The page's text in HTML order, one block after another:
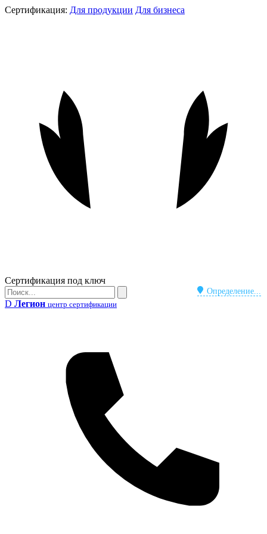
Сертификация: Для продукции Для бизнеса
Бейдж
Сертификация под ключ
Определение...
Поиск
Поиск
D Легион центр сертификации